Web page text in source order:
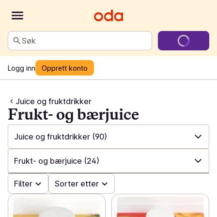
Søk
Logg inn Opprett konto
Juice og fruktdrikker
Frukt- og bærjuice
Juice og fruktdrikker (90)
✓ Alle (826)
✓ Alkoholfritt (66)
Frukt- og bærjuice (24)
✓ Alle (90)
Filter Sorter etter